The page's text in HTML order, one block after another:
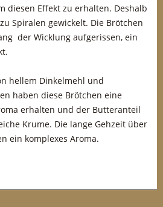
diesen Effekt zu erhalten. Deshalb
Spiralen gewickelt. Die Brötchen
der Wicklung aufgerissen, ein
hellem Dinkelmehl und
haben diese Brötchen eine
erhalten und der Butteranteil
Krume. Die lange Gehzeit über
ein komplexes Aroma.